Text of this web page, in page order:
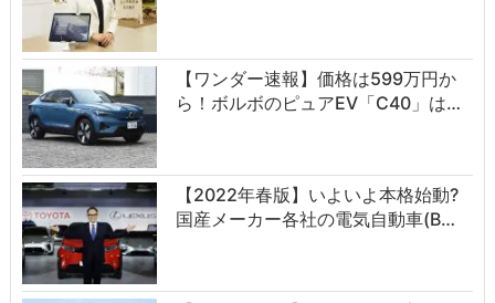
【ワンダー速報】価格は599万円か
ら！ボルボのピュアEV「C40」は…
【2022年春版】いよいよ本格始動?
国産メーカー各社の電気自動車(B…